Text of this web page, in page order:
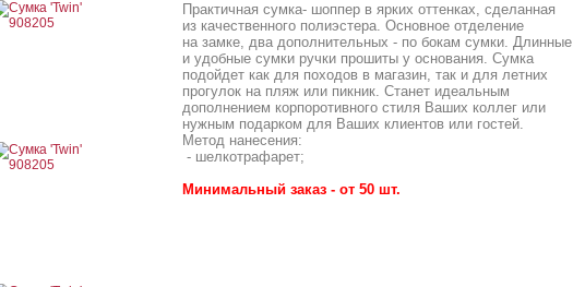
Практичная сумка- шоппер в ярких оттенках, сделанная
из качественного полиэстера. Основное отделение
на замке, два дополнительных - по бокам сумки. Длинные
и удобные сумки ручки прошиты у основания. Сумка
подойдет как для походов в магазин, так и для летних
прогулок на пляж или пикник. Станет идеальным
дополнением корпоротивного стиля Ваших коллег или
нужным подарком для Ваших клиентов или гостей.
Метод нанесения:
- шелкотрафарет;
Минимальный заказ - от 50 шт.